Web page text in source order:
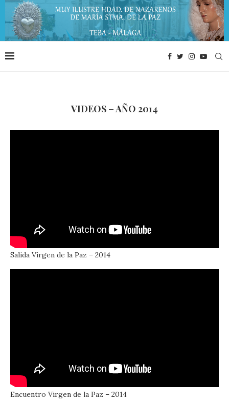
VIDEOS – AÑO 2014
Salida Virgen de la Paz – 2014
Encuentro Virgen de la Paz – 2014